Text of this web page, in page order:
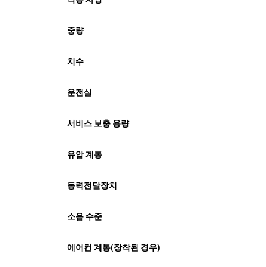
중량
치수
운전실
서비스 보충 용량
유압 계통
동력전달장치
소음 수준
에어컨 계통(장착된 경우)